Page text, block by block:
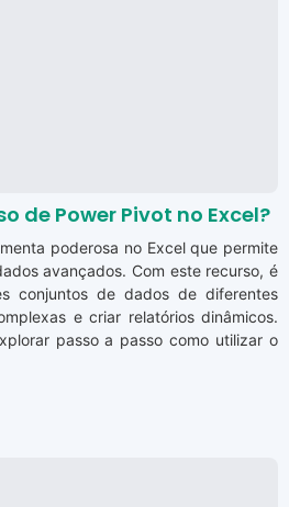
de Power Pivot no Excel?
poderosa no Excel que permite
avançados. Com este recurso, é
conjuntos de dados de diferentes
e criar relatórios dinâmicos.
passo a passo como utilizar o